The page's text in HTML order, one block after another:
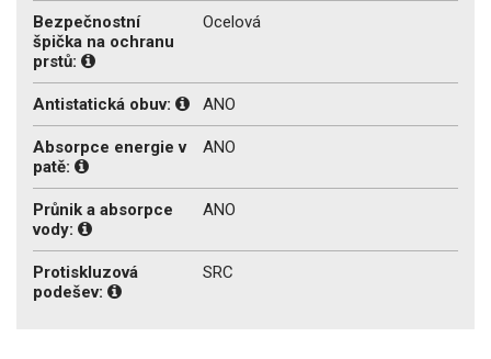
Bezpečnostní
špička na ochranu
prstů:
Ocelová
Antistatická obuv: ANO
Absorpce energie v
patě:
ANO
Průnik a absorpce
vody:
ANO
Protiskluzová
podešev:
SRC